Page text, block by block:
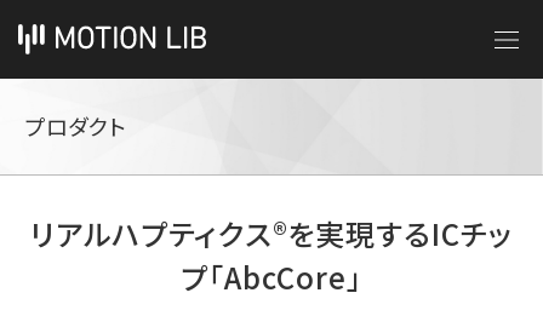
プロダクト
リアルハプティクス®︎を実現するICチッ
プ「AbcCore」